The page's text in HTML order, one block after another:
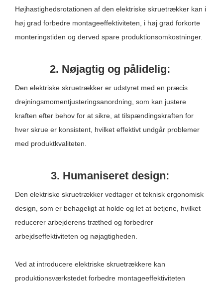
Højhastighedsrotationen af ​​den elektriske skruetrækker kan i
høj grad forbedre montageeffektiviteten, i høj grad forkorte
monteringstiden og derved spare produktionsomkostninger.
2. Nøjagtig og pålidelig:
Den elektriske skruetrækker er udstyret med en præcis
drejningsmomentjusteringsanordning, som kan justere
kraften efter behov for at sikre, at tilspændingskraften for
hver skrue er konsistent, hvilket effektivt undgår problemer
med produktkvaliteten.
3. Humaniseret design:
Den elektriske skruetrækker vedtager et teknisk ergonomisk
design, som er behageligt at holde og let at betjene, hvilket
reducerer arbejderens træthed og forbedrer
arbejdseffektiviteten og nøjagtigheden.
Ved at introducere elektriske skruetrækkere kan
produktionsværkstedet forbedre montageeffektiviteten